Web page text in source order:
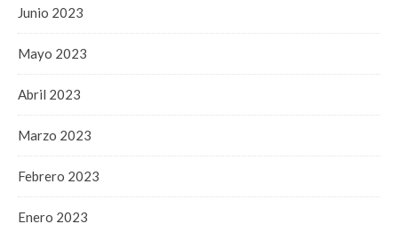
Junio 2023
Mayo 2023
Abril 2023
Marzo 2023
Febrero 2023
Enero 2023